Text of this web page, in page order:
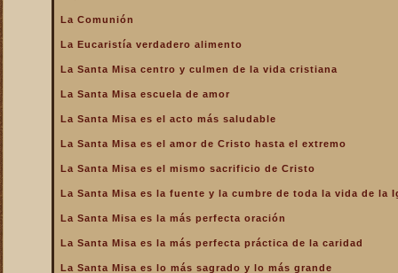
La Comunión
La Eucaristía verdadero alimento
La Santa Misa centro y culmen de la vida cristiana
La Santa Misa escuela de amor
La Santa Misa es el acto más saludable
La Santa Misa es el amor de Cristo hasta el extremo
La Santa Misa es el mismo sacrificio de Cristo
La Santa Misa es la fuente y la cumbre de toda la vida de la
La Santa Misa es la más perfecta oración
La Santa Misa es la más perfecta práctica de la caridad
La Santa Misa es lo más sagrado y lo más grande